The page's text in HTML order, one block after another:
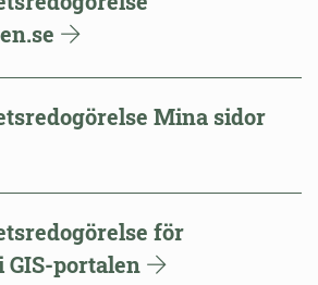
Mina sidor
för
portalen